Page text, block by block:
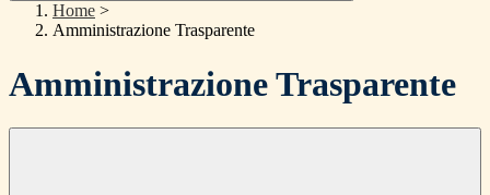
Home >
Amministrazione Trasparente
Amministrazione Trasparente